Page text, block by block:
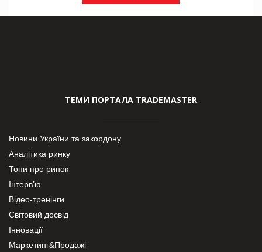
ТЕМИ ПОРТАЛА TRADEMASTER
Новини України та закордону
Аналітика ринку
Топи про ринок
Інтерв’ю
Відео-тренінги
Світовий досвід
Інновації
Маркетинг&Продажі